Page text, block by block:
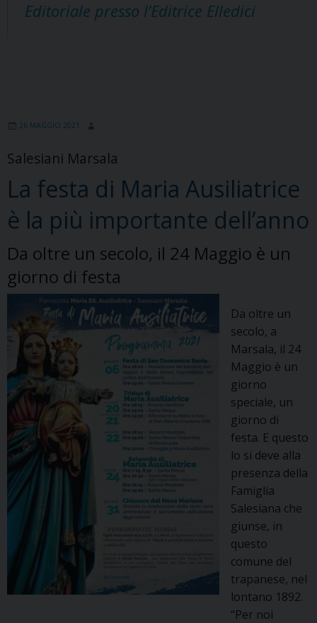
Editoriale presso l’Editrice Elledici
26 MAGGIO 2021
Salesiani Marsala
La festa di Maria Ausiliatrice
è la più importante dell’anno
Da oltre un secolo, il 24 Maggio è un
giorno di festa
Da oltre un
secolo, a
Marsala, il 24
Maggio è un
giorno
speciale, un
giorno di
festa. E questo
lo si deve alla
presenza della
Famiglia
Salesiana che
giunse, in
questo
comune del
trapanese, nel
lontano 1892.
“Per noi